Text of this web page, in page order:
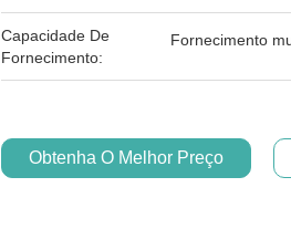
Capacidade De
Fornecimento:
Fornecimento
Obtenha O Melhor Preço